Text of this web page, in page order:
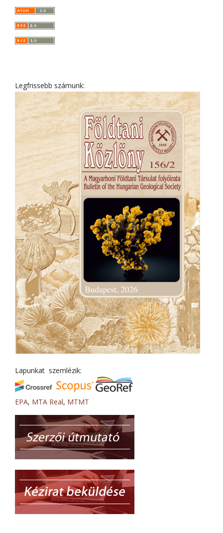
Legfrissebb számunk:
Lapunkat szemlézik:
EPA, MTA Real, MTMT